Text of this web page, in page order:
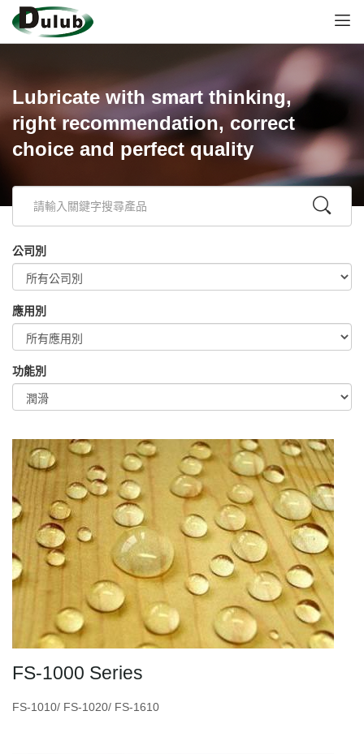
Lubricate with smart thinking,
right recommendation, correct
choice and perfect quality
公司別
應用別
功能別
FS-1000 Series
FS-1010/ FS-1020/ FS-1610